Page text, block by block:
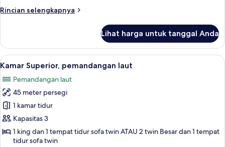
Rincian selengkapnya
Rincian
Superior
Room
Golf
12+
Lihat harga untuk tanggal Anda
Lihat
semua
foto
untuk
Kamar
Superior,
pemandangan
laut
5
Kamar Superior, pemandangan laut
Pemandangan laut
45 meter persegi
1 kamar tidur
Kapasitas 3
1 king dan 1 tempat tidur sofa twin ATAU 2 twin Besar dan 1 tempat
tidur sofa twin